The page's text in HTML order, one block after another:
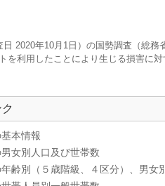
2020年10月1日）の国勢調査（総
を利用したことにより生じる損害に
本情報
女別人口及び世帯数
齢別（５歳階級、４区分）、男女